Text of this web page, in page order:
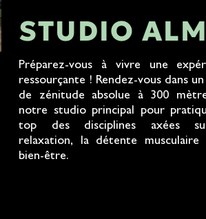
STUDIO
Préparez-vous à vivre une
ressourçante ! Rendez-vous dans
de zénitude absolue à 300
notre studio principal pour
top des disciplines axées
relaxation, la détente
bien-être.